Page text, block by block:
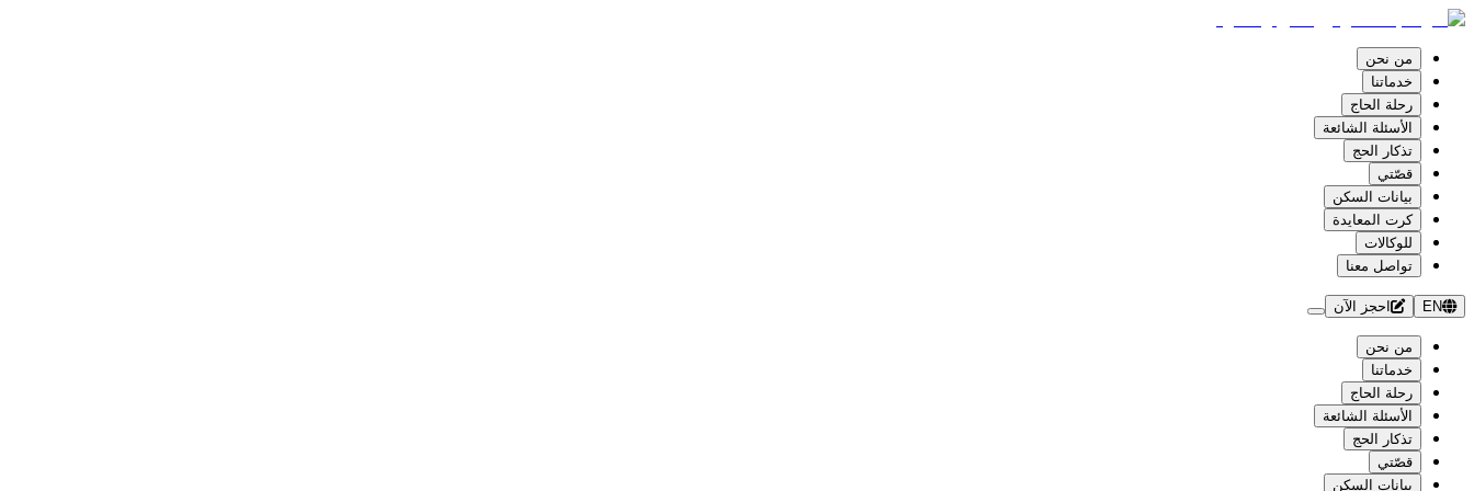
من نحن
خدماتنا
رحلة الحاج
الأسئلة الشائعة
تذكار الحج
قصّتي
بيانات السكن
كرت المعايدة
للوكالات
تواصل معنا
EN احجز الآن
من نحن
خدماتنا
رحلة الحاج
الأسئلة الشائعة
تذكار الحج
قصّتي
بيانات السكن